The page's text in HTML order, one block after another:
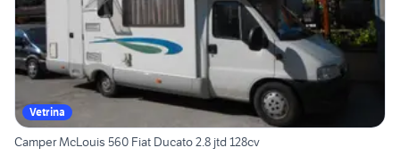
Vetrina
Camper McLouis 560 Fiat Ducato 2.8 jtd 128cv